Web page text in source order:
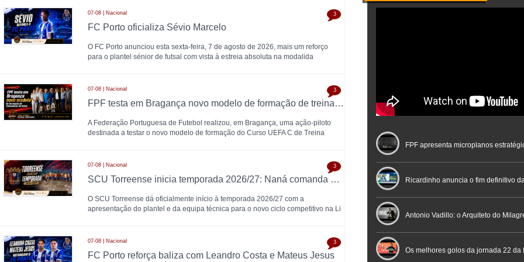
07-08 | Nacional
FC Porto oficializa Sévio Marcelo
O FC Porto anunciou esta sexta-feira, 7 de agosto de 2026, mais um reforço
para o plantel sénior de futsal com vista à estreia absoluta na modalida
3
07-08 | Nacional
FPF testa em Bragança novo modelo de formação de treinadores de futsal
A Federação Portuguesa de Futebol realizou, em Bragança, uma ação-piloto
destinada a testar o novo modelo de formação do Curso UEFA C de Treina
3
07-08 | Nacional
SCU Torreense inicia temporada 2026/27: Naná comanda plantel jovem
O SCU Torreense dá oficialmente início à temporada 2026/27 com a
apresentação do plantel e da equipa técnica para o novo ciclo competitivo na Li
3
07-08 | Nacional
FC Porto reforça baliza com Leandro Costa e Mateus Jesus
3
FPF apresenta microplanos
Nacional de Arbitragem
Ricardinho anuncia o fim definitivo
profissional em conferência histórica
Futebol
Antonio Vadillo: o Arquiteto do
Futsal | Documentário
Os melhores golos da jornada 22 da